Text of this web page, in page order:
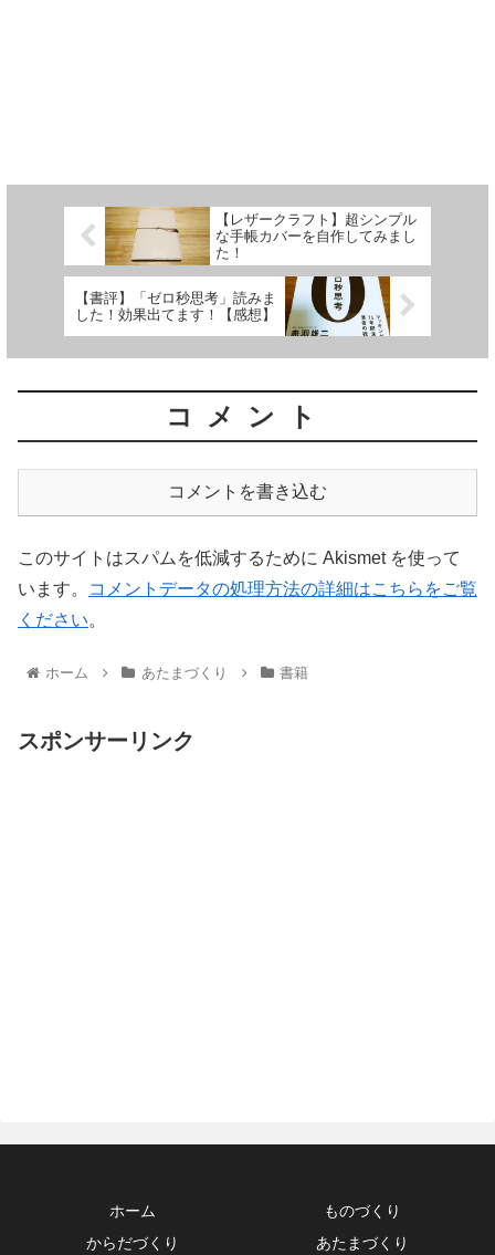
【レザークラフト】超シンプル
な手帳カバーを自作してみまし
た！
【書評】「ゼロ秒思考」読みま
した！効果出てます！【感想】
コメント
コメントを書き込む
このサイトはスパムを低減するために Akismet を使って
います。
コメントデータの処理方法の詳細はこちらをご覧
ください。
ホーム あたまづくり 書籍
スポンサーリンク
ホーム
ものづくり
からだづくり
あたまづくり